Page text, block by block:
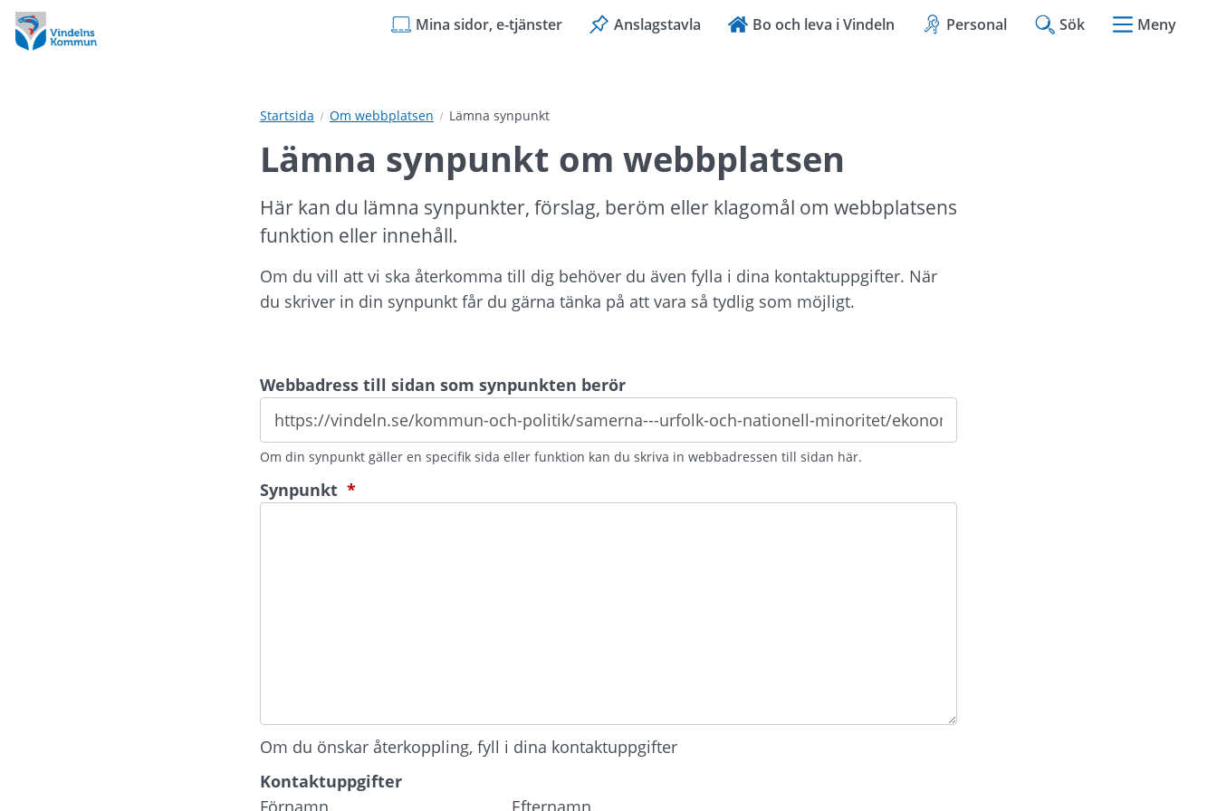
Hoppa
till
innehåll
Hoppa
till
undermeny
Mina sidor, e-tjänster Anslagstavla Bo och leva i Vindeln Personal Sök Meny
Startsida Om webbplatsen Lämna synpunkt
Lämna synpunkt om webbplatsen
Här kan du lämna synpunkter, förslag, beröm eller klagomål om webbplatsens
funktion eller innehåll.
Om du vill att vi ska återkomma till dig behöver du även fylla i dina kontaktuppgifter. När
du skriver in din synpunkt får du gärna tänka på att vara så tydlig som möjligt.
Webbadress till sidan som synpunkten berör
Om din synpunkt gäller en specifik sida eller funktion kan du skriva in webbadressen till sidan här.
Synpunkt *(obligatorisk)
Om du önskar återkoppling, fyll i dina kontaktuppgifter
Kontaktuppgifter
Kontaktuppgifter
Förnamn Efternamn